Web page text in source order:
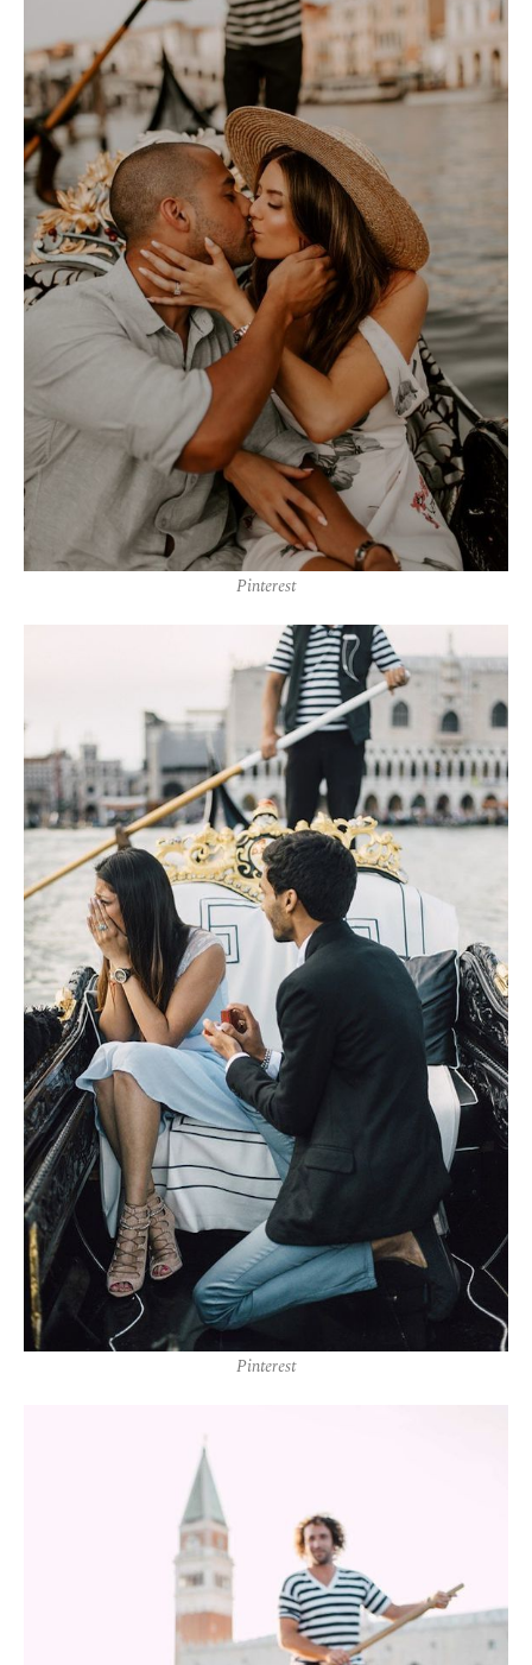
Pinterest
Pinterest